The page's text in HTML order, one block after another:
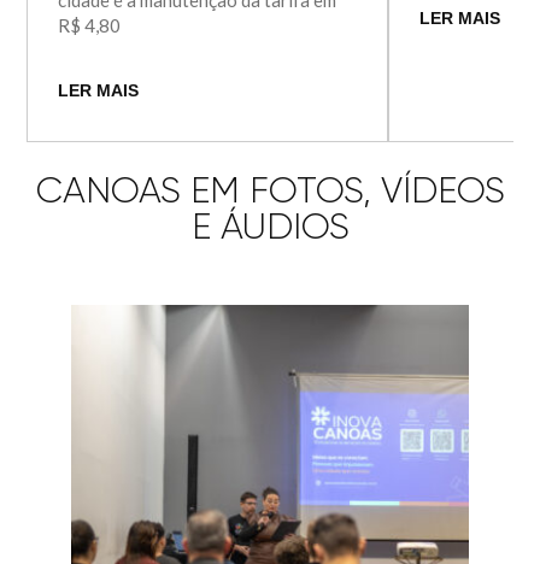
R$ 4,80
LER MAIS
LER MAIS
CANOAS EM FOTOS, VÍDEOS
E ÁUDIOS